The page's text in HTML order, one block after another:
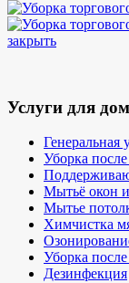
закрыть
Услуги для
Генеральная
Уборка
Мытьё окон
Мытье
Химчистка
Уборка
Дезинфекция